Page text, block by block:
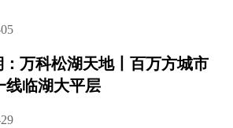
万科松湖天地丨百万方城市
线临湖大平层